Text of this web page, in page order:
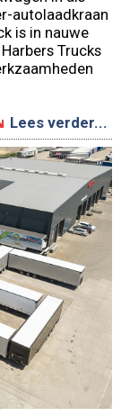
autolaadkraan
is in nauwe
Trucks
Lees verder...